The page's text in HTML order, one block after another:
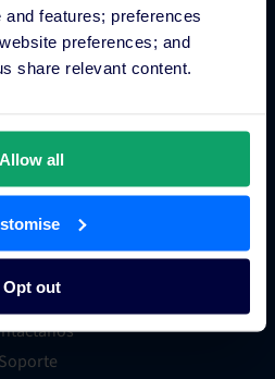
features; preferences
preferences; and
share relevant content.
Allow all
Opt out
integrados
de asociados
Soporte